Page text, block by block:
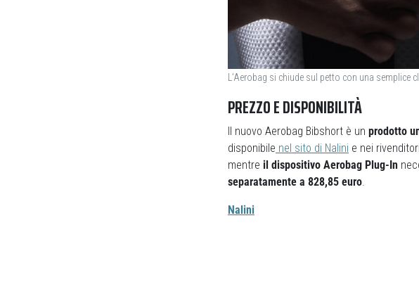
L’Aerobag si chiude sul petto con una semplice
PREZZO E DISPONIBILITÀ
Il nuovo Aerobag Bibshort è un prodotto
disponibile nel sito di Nalini e nei
mentre il dispositivo Aerobag Plug-In
separatamente a 828,85 euro.
Nalini